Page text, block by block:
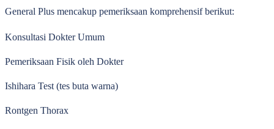
General Plus mencakup pemeriksaan komprehensif berikut:
Konsultasi Dokter Umum
Pemeriksaan Fisik oleh Dokter
Ishihara Test (tes buta warna)
Rontgen Thorax